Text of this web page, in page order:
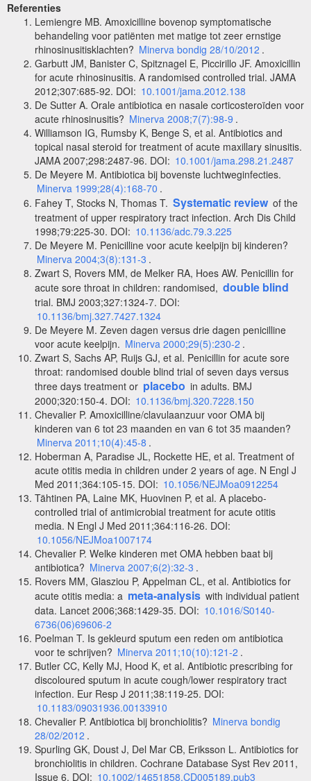
Referenties
Lemiengre MB. Amoxicilline bovenop symptomatische
behandeling voor patiënten met matige tot zeer ernstige
rhinosinusitisklachten? Minerva bondig 28/10/2012 .
Garbutt JM, Banister C, Spitznagel E, Piccirillo JF. Amoxicillin
for acute rhinosinusitis. A randomised controlled trial. JAMA
2012;307:685-92. DOI: 10.1001/jama.2012.138
De Sutter A. Orale antibiotica en nasale corticosteroïden voor
acute rhinosinusitis? Minerva 2008;7(7):98-9 .
Williamson IG, Rumsby K, Benge S, et al. Antibiotics and
topical nasal steroid for treatment of acute maxillary sinusitis.
JAMA 2007;298:2487-96. DOI: 10.1001/jama.298.21.2487
De Meyere M. Antibiotica bij bovenste luchtweginfecties.
Minerva 1999;28(4):168-70 .
Fahey T, Stocks N, Thomas T. Systematic review of the
treatment of upper respiratory tract infection. Arch Dis Child
1998;79:225-30. DOI: 10.1136/adc.79.3.225
De Meyere M. Penicilline voor acute keelpijn bij kinderen?
Minerva 2004;3(8):131-3 .
Zwart S, Rovers MM, de Melker RA, Hoes AW. Penicillin for
acute sore throat in children: randomised, double blind
trial. BMJ 2003;327:1324-7. DOI:
10.1136/bmj.327.7427.1324
De Meyere M. Zeven dagen versus drie dagen penicilline
voor acute keelpijn. Minerva 2000;29(5):230-2 .
Zwart S, Sachs AP, Ruijs GJ, et al. Penicillin for acute sore
throat: randomised double blind trial of seven days versus
three days treatment or placebo in adults. BMJ
2000;320:150-4. DOI: 10.1136/bmj.320.7228.150
Chevalier P. Amoxicilline/clavulaanzuur voor OMA bij
kinderen van 6 tot 23 maanden en van 6 tot 35 maanden?
Minerva 2011;10(4):45-8 .
Hoberman A, Paradise JL, Rockette HE, et al. Treatment of
acute otitis media in children under 2 years of age. N Engl J
Med 2011;364:105-15. DOI: 10.1056/NEJMoa0912254
Tähtinen PA, Laine MK, Huovinen P, et al. A placebo-
controlled trial of antimicrobial treatment for acute otitis
media. N Engl J Med 2011;364:116-26. DOI:
10.1056/NEJMoa1007174
Chevalier P. Welke kinderen met OMA hebben baat bij
antibiotica? Minerva 2007;6(2):32-3 .
Rovers MM, Glasziou P, Appelman CL, et al. Antibiotics for
acute otitis media: a meta-analysis with individual patient
data. Lancet 2006;368:1429-35. DOI: 10.1016/S0140-
6736(06)69606-2
Poelman T. Is gekleurd sputum een reden om antibiotica
voor te schrijven? Minerva 2011;10(10):121-2 .
Butler CC, Kelly MJ, Hood K, et al. Antibiotic prescribing for
discoloured sputum in acute cough/lower respiratory tract
infection. Eur Resp J 2011;38:119-25. DOI:
10.1183/09031936.00133910
Chevalier P. Antibiotica bij bronchiolitis? Minerva bondig
28/02/2012 .
Spurling GK, Doust J, Del Mar CB, Eriksson L. Antibiotics for
bronchiolitis in children. Cochrane Database Syst Rev 2011,
Issue 6. DOI: 10.1002/14651858.CD005189.pub3